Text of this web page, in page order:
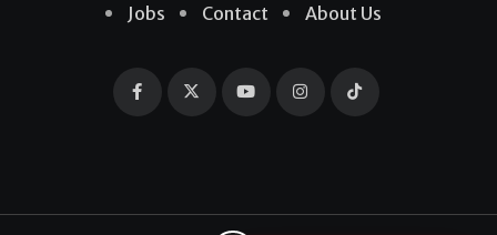
Jobs
Contact About Us